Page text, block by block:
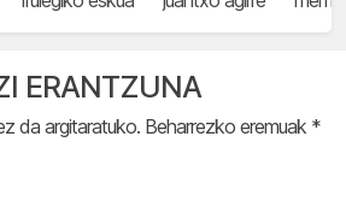
ERANTZUNA
da argitaratuko. Beharrezko eremuak *